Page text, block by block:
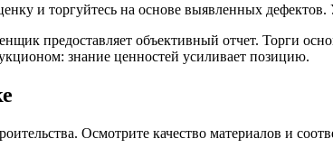
и торгуйтесь на основе выявленных
предоставляет объективный отчет. Торги
знание ценностей усиливает позицию.
Осмотрите качество материалов и